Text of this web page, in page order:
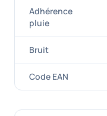
Adhérence
pluie
Bruit
Code EAN